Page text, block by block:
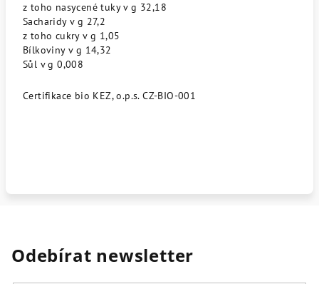
z toho nasycené tuky v g 32,18
Sacharidy v g 27,2
z toho cukry v g 1,05
Bílkoviny v g 14,32
Sůl v g 0,008
Certifikace bio KEZ, o.p.s. CZ-BIO-001
Odebírat newsletter